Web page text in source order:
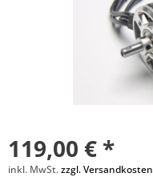
119,00 € *
inkl. MwSt.zzgl. Versandkosten